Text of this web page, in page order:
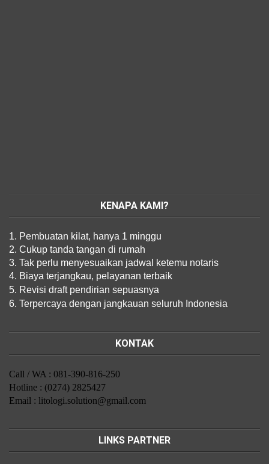
KENAPA KAMI?
1. Pembuatan kilat, hanya 1 minggu
2. Cukup tanda tangan di rumah
3. Tak perlu menyesuaikan jadwal ketemu notaris
4. Biaya terjangkau, pelayanan terbaik
5. Revisi draft pendirian sepuasnya
6. Terpercaya dengan jangkauan seluruh Indonesia
KONTAK
Call / WA : 081-390-816-250
Hotline : (0274) 2825427
Email : litologi.solution@gmail.com
LINKS PARTNER